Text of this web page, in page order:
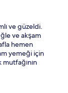
ve güzeldi.
ve akşam
hemen
yemeği için
var,
sonunda